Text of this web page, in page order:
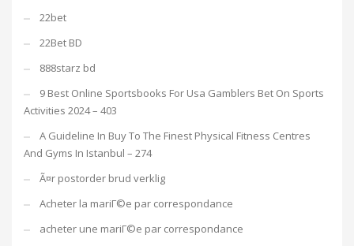
22bet
22Bet BD
888starz bd
9 Best Online Sportsbooks For Usa Gamblers Bet On Sports
Activities 2024 – 403
A Guideline In Buy To The Finest Physical Fitness Centres
And Gyms In Istanbul – 274
Ã¤r postorder brud verklig
Acheter la mariГ©e par correspondance
acheter une mariГ©e par correspondance